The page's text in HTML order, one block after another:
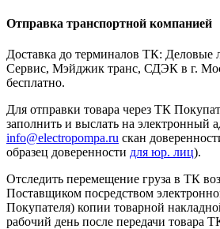
Отправка транспортной компанией
Доставка до терминалов ТК:
Сервис, Мэйджик транс, СДЭК в г.
бесплатно.
Для отправки товара через ТК
заполнить и выслать на электронный
info@electropompa.ru скан
образец доверенности для юр. лиц).
Отследить перемещение груза в ТК
Поставщиком посредством
Покупателя) копии товарной
рабочий день после передачи товара